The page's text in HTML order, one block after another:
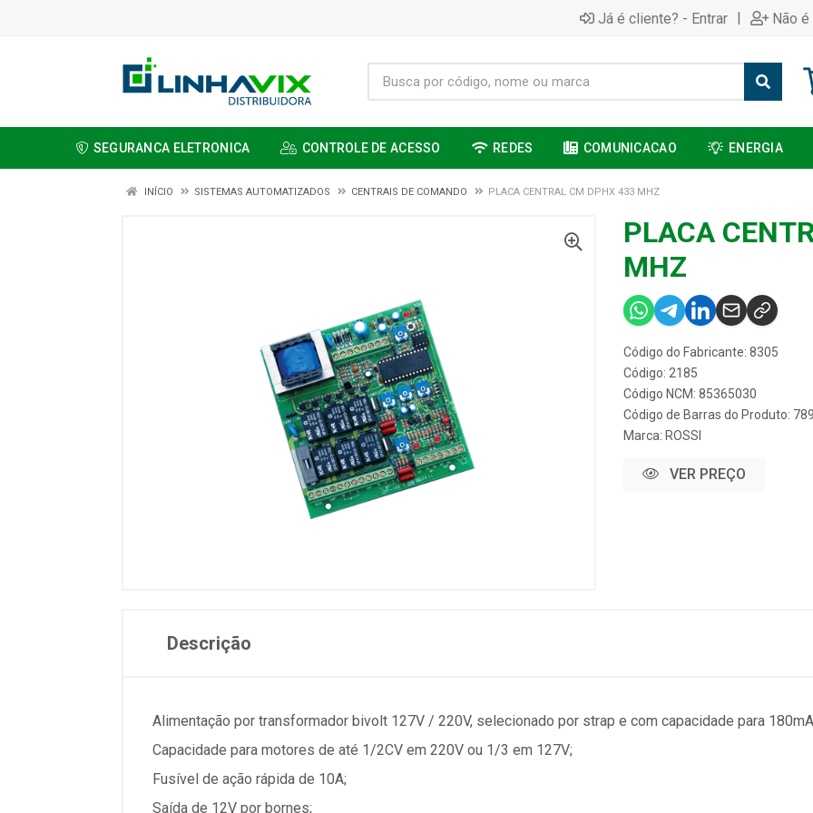
Já é cliente? - Entrar | Não
SEGURANCA ELETRONICA CONTROLE DE ACESSO REDES COMUNICACAO ENERGIA
INÍCIO SISTEMAS AUTOMATIZADOS CENTRAIS DE COMANDO PLACA CENTRAL CM DPHX 433 MHZ
PLACA
MHZ
Código do Fabricante: 8305
Código: 2185
Código NCM: 85365030
Código de Barras do Produto:
Marca: ROSSI
VER PREÇO
Descrição
Alimentação por transformador bivolt 127V / 220V, selecionado por strap e com capacidade para
Capacidade para motores de até 1/2CV em 220V ou 1/3 em 127V;
Fusível de ação rápida de 10A;
Saída de 12V por bornes;